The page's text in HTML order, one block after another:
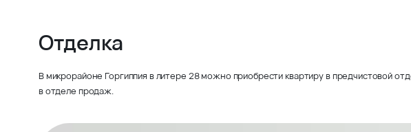
Отделка
В микрорайоне Горгиппия в литере 28 можно приобрести квартиру в предчистовой
в отделе продаж.